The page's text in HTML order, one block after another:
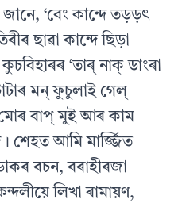
‘বেং কান্দে তড়ড়ৎ
ছাৱা কান্দে ছিড়া
‘তাৰ্‌ নাক্‌ ডাংৰা
মন্‌ ফুচুলাই গেল্‌
মোৰ বাপ্‌ মুই আৰ কাম
শেহত আমি মাৰ্জ্জিত
বচন, বৰাহীৰজা
লিখা ৰামায়ণ,